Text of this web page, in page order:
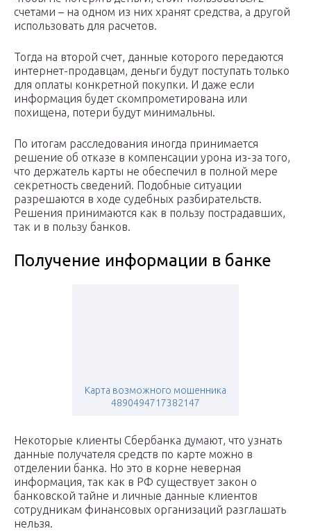
счетами – на одном из них хранят средства, а другой
использовать для расчетов.
Тогда на второй счет, данные которого передаются
интернет-продавцам, деньги будут поступать только
для оплаты конкретной покупки. И даже если
информация будет скомпрометирована или
похищена, потери будут минимальны.
По итогам расследования иногда принимается
решение об отказе в компенсации урона из-за того,
что держатель карты не обеспечил в полной мере
секретность сведений. Подобные ситуации
разрешаются в ходе судебных разбирательств.
Решения принимаются как в пользу пострадавших,
так и в пользу банков.
Получение информации в банке
Карта возможного мошенника
4890494717382147
Некоторые клиенты Сбербанка думают, что узнать
данные получателя средств по карте можно в
отделении банка. Но это в корне неверная
информация, так как в РФ существует закон о
банковской тайне и личные данные клиентов
сотрудникам финансовых организаций разглашать
нельзя.